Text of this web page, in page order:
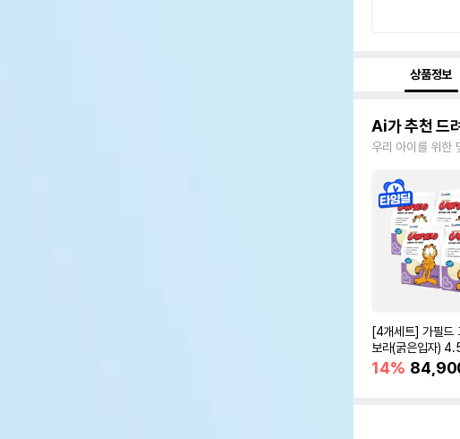
상품정보
Ai가 추천 드
우리 아이를 위한
[4개세트] 가필드
보라(굵은입자)
바모래
14%